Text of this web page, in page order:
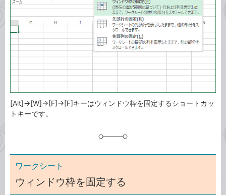
[Alt]→[W]→[F]→[F]キーはウィンドウ枠を固定するショートカッ
トキーです。
ワークシート
ウィンドウ枠を固定する